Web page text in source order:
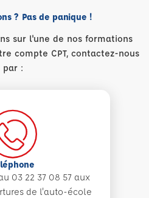
? Pas de panique !
sur l'une de nos formations
compte CPT, contactez-nous
par :
03 22 37 08 57 aux
de l'auto-école